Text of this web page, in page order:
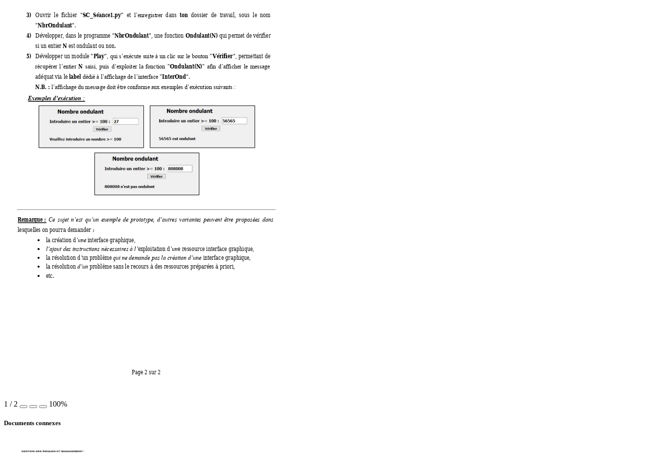
Page 2 sur 2
3) Ouvrir le fichier "SC_Séance1.py" et l’enregistrer dans ton dossier de travail, sous le nom
"NbrOndulant".
4) Développer, dans le programme "NbrOndulant", une fonction Ondulant(N) qui permet de vérifier
si un entier N est ondulant ou non.
5) Développer un module "Play", qui s’exécute suite à un clic sur le bouton "Vérifier", permettant de
récupérer l’entier N saisi, puis d’exploiter la fonction "Ondulant(N)" afin d’afficher le message
adéquat via le label dédié à l’affichage de l’interface "InterOnd".
N.B. : l’affichage du message doit être conforme aux exemples d’exécution suivants :
Exemples d’exécution :
Remarque : Ce sujet n’est qu’un exemple de prototype, d’autres variantes peuvent être proposées dans
lesquelles on pourra demander :
• la création d’une interface graphique,
• l’ajout des instructions nécessaires à l’exploitation d’une ressource interface graphique,
• la résolution d’un problème qui ne demande pas la création d’une interface graphique,
• la résolution d’un problème sans le recours à des ressources préparées à priori,
• etc.
1 / 2 100%
Documents connexes